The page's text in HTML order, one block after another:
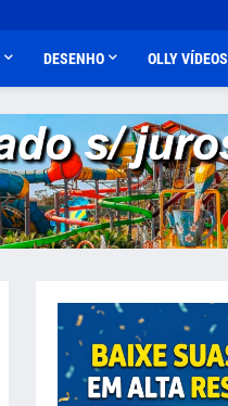
DESENHO OLLY VÍDEOS